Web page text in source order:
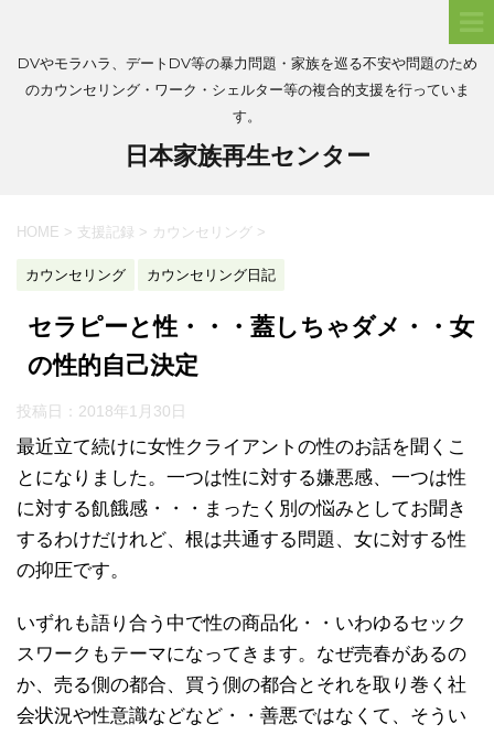
DVやモラハラ、デートDV等の暴力問題・家族を巡る不安や問題のため
のカウンセリング・ワーク・シェルター等の複合的支援を行っていま
す。
日本家族再生センター
HOME > 支援記録 > カウンセリング >
カウンセリング カウンセリング日記
セラピーと性・・・蓋しちゃダメ・・女
の性的自己決定
投稿日： 2018年1月30日
最近立て続けに女性クライアントの性のお話を聞くこ
とになりました。一つは性に対する嫌悪感、一つは性
に対する飢餓感・・・まったく別の悩みとしてお聞き
するわけだけれど、根は共通する問題、女に対する性
の抑圧です。
いずれも語り合う中で性の商品化・・いわゆるセック
スワークもテーマになってきます。なぜ売春があるの
か、売る側の都合、買う側の都合とそれを取り巻く社
会状況や性意識などなど・・善悪ではなくて、そうい